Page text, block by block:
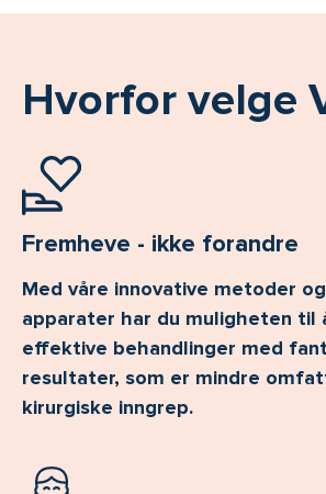
Hvorfor velge
Fremheve - ikke forandre
Med våre innovative metoder
apparater har du muligheten til
effektive behandlinger med
resultater, som er mindre
kirurgiske inngrep.